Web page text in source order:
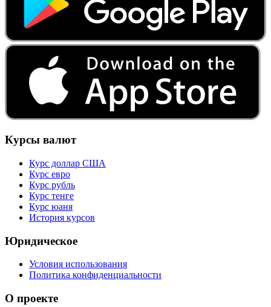
Курсы валют
Курс доллар США
Курс евро
Курс рубль
Курс тенге
Курс юаня
История курсов
Юридическое
Условия использования
Политика конфиденциальности
О проекте